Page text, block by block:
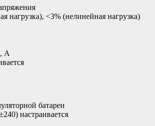
нагрузка), <3% (нелинейная нагрузка)
А
батареи
настраивается